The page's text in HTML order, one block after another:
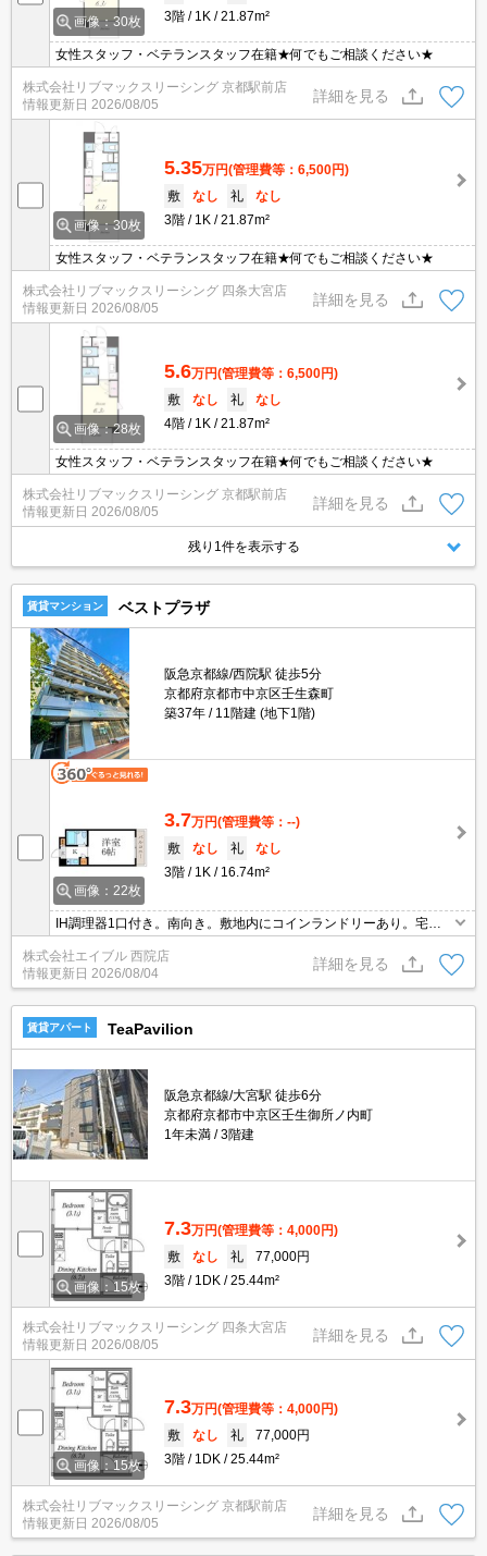
画像：30枚
3階
1K 21.87m²
女性スタッフ・ベテランスタッフ在籍★何でもご相談ください★
株式会社リブマックスリーシング 京都駅前店
情報更新日 2026/08/05
詳細を見る
画像：30枚
5.35万円(管理費等：6,500円)
敷
なし 礼
なし
3階
1K 21.87m²
女性スタッフ・ベテランスタッフ在籍★何でもご相談ください★
株式会社リブマックスリーシング 四条大宮店
情報更新日 2026/08/05
詳細を見る
画像：28枚
5.6万円(管理費等：6,500円)
敷
なし 礼
なし
4階
1K 21.87m²
女性スタッフ・ベテランスタッフ在籍★何でもご相談ください★
株式会社リブマックスリーシング 京都駅前店
情報更新日 2026/08/05
詳細を見る
残り1件を表示する
賃貸マンション ベストプラザ
阪急京都線/西院駅 徒歩5分
京都府京都市中京区壬生森町
築37年
11階建 (地下1階)
画像：22枚
3.7万円(管理費等：--)
敷
なし 礼
なし
3階
1K 16.74m²
IH調理器1口付き。南向き。敷地内にコインランドリーあり。宅配
ボックスあり。防犯カメラついてます。退去時、ルームクリーニン
グ料金27,500円。エレベーターあり。オートロック。
株式会社エイブル 西院店
情報更新日 2026/08/04
詳細を見る
賃貸アパート TeaPavilion
阪急京都線/大宮駅 徒歩6分
京都府京都市中京区壬生御所ノ内町
1年未満
3階建
画像：15枚
7.3万円(管理費等：4,000円)
敷
なし 礼
77,000円
3階
1DK 25.44m²
株式会社リブマックスリーシング 四条大宮店
情報更新日 2026/08/05
詳細を見る
画像：15枚
7.3万円(管理費等：4,000円)
敷
なし 礼
77,000円
3階
1DK 25.44m²
株式会社リブマックスリーシング 京都駅前店
情報更新日 2026/08/05
詳細を見る